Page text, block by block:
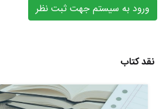
ورود به سیستم جهت ثبت نظر
نقد کتاب